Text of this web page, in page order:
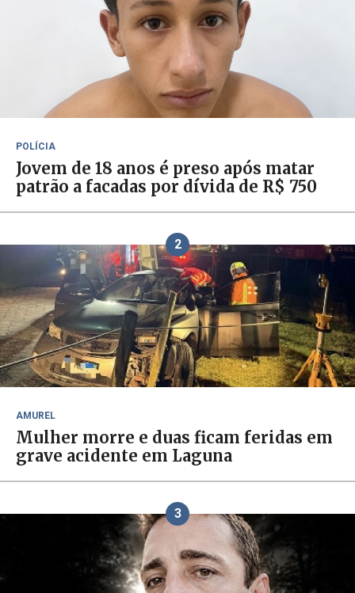
POLÍCIA
Jovem de 18 anos é preso após matar
patrão a facadas por dívida de R$ 750
2
AMUREL
Mulher morre e duas ficam feridas em
grave acidente em Laguna
3